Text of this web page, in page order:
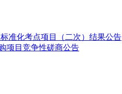
准化考点项目（二次）结果公告
项目竞争性磋商公告